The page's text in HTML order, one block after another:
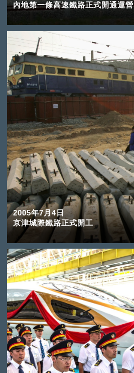
內地第一條高速鐵路正式開通運營
2005年7月4日
京津城際鐵路正式開工